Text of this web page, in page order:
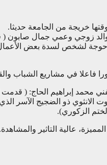
خريجة من الجامعة حديثا.
زوجي وعمي جمال
حوجة لشخص لسدة بعض
فاعلا في مشاريع الشباب
محمد إبراهيم الحاج: (
الانثوي ذو الضجيج الآسر
الزكوري).
المميزة، عالية التاثير